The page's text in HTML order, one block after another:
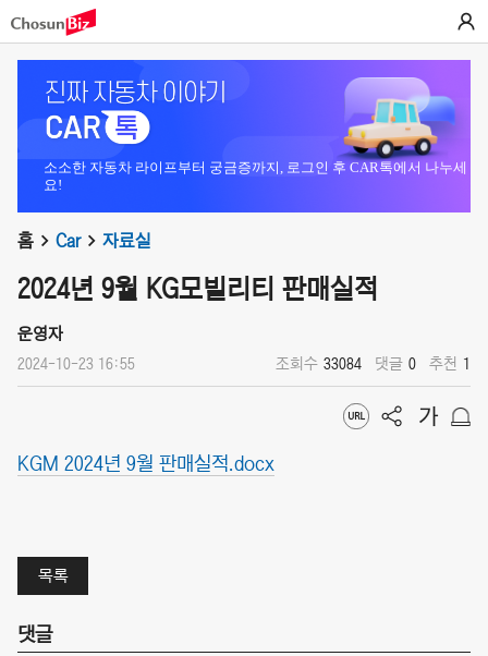
소소한 자동차 라이프부터 궁금증까지, 로그인 후 CAR톡에서 나누세
요!
홈 Car 자료실
2024년 9월 KG모빌리티 판매실적
운영자
2024-10-23 16:55 조회수 33084 댓글 0 추천 1
KGM 2024년 9월 판매실적.docx
목록
댓글